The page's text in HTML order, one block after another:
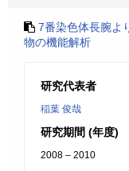
7番染色体長腕よ
物の機能解析
研究代表者
稲葉 俊哉
研究期間 (年度)
2008 – 2010